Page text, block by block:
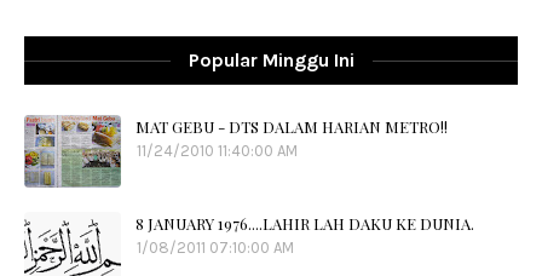
Popular Minggu Ini
MAT GEBU - DTS DALAM HARIAN METRO!!
11/24/2010 11:40:00 AM
8 JANUARY 1976....LAHIR LAH DAKU KE DUNIA.
1/08/2011 07:10:00 AM